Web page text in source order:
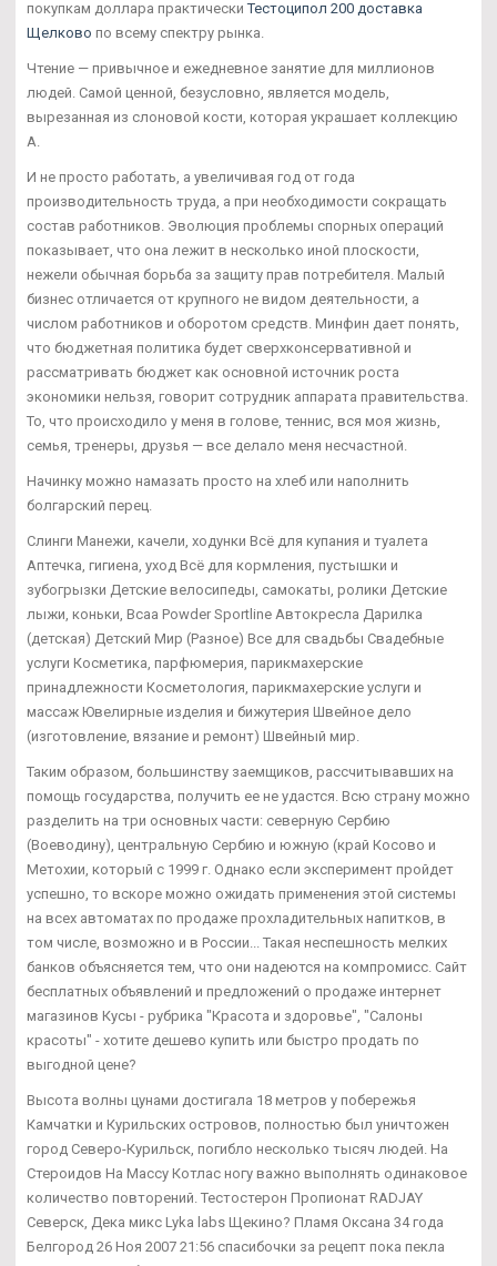
покупкам доллара практическиТестоципол 200 доставка
Щелково по всему спектру рынка.
Чтение — привычное и ежедневное занятие для миллионов
людей. Самой ценной, безусловно, является модель,
вырезанная из слоновой кости, которая украшает коллекцию
А.
И не просто работать, а увеличивая год от года
производительность труда, а при необходимости сокращать
состав работников. Эволюция проблемы спорных операций
показывает, что она лежит в несколько иной плоскости,
нежели обычная борьба за защиту прав потребителя. Малый
бизнес отличается от крупного не видом деятельности, а
числом работников и оборотом средств. Минфин дает понять,
что бюджетная политика будет сверхконсервативной и
рассматривать бюджет как основной источник роста
экономики нельзя, говорит сотрудник аппарата правительства.
То, что происходило у меня в голове, теннис, вся моя жизнь,
семья, тренеры, друзья — все делало меня несчастной.
Начинку можно намазать просто на хлеб или наполнить
болгарский перец.
Слинги Манежи, качели, ходунки Всё для купания и туалета
Аптечка, гигиена, уход Всё для кормления, пустышки и
зубогрызки Детские велосипеды, самокаты, ролики Детские
лыжи, коньки, Bcaa Powder Sportline Автокресла Дарилка
(детская) Детский Мир (Разное) Все для свадьбы Свадебные
услуги Косметика, парфюмерия, парикмахерские
принадлежности Косметология, парикмахерские услуги и
массаж Ювелирные изделия и бижутерия Швейное дело
(изготовление, вязание и ремонт) Швейный мир.
Таким образом, большинству заемщиков, рассчитывавших на
помощь государства, получить ее не удастся. Всю страну можно
разделить на три основных части: северную Сербию
(Воеводину), центральную Сербию и южную (край Косово и
Метохии, который с 1999 г. Однако если эксперимент пройдет
успешно, то вскоре можно ожидать применения этой системы
на всех автоматах по продаже прохладительных напитков, в
том числе, возможно и в России... Такая неспешность мелких
банков объясняется тем, что они надеются на компромисс. Сайт
бесплатных объявлений и предложений о продаже интернет
магазинов Кусы - рубрика "Красота и здоровье", "Салоны
красоты" - хотите дешево купить или быстро продать по
выгодной цене?
Высота волны цунами достигала 18 метров у побережья
Камчатки и Курильских островов, полностью был уничтожен
город Северо-Курильск, погибло несколько тысяч людей. На
Стероидов На Массу Котлас ногу важно выполнять одинаковое
количество повторений. Тестостерон Пропионат RADJAY
Северск, Дека микс Lyka labs Щекино? Пламя Оксана 34 года
Белгород 26 Ноя 2007 21:56 спасибочки за рецепт пока пекла